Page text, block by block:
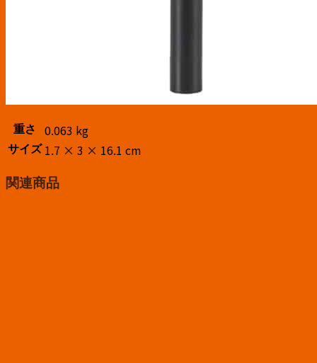
重さ 0.063 kg
サイズ 1.7 × 3 × 16.1 cm
関連商品